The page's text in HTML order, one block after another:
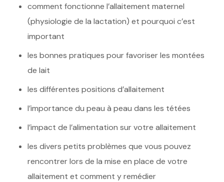
comment fonctionne l’allaitement maternel
(physiologie de la lactation) et pourquoi c’est
important
les bonnes pratiques pour favoriser les montées
de lait
les différentes positions d’allaitement
l’importance du peau à peau dans les tétées
l’impact de l’alimentation sur votre allaitement
les divers petits problèmes que vous pouvez
rencontrer lors de la mise en place de votre
allaitement et comment y remédier